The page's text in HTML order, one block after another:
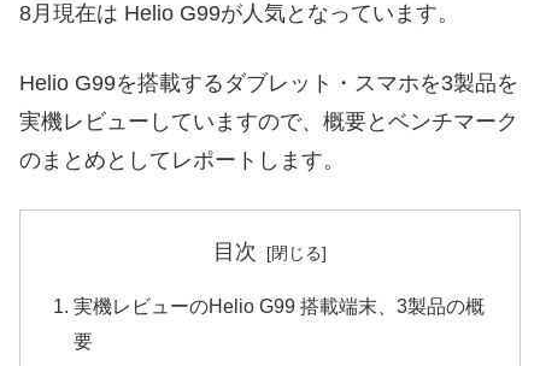
8月現在は Helio G99が人気となっています。
Helio G99を搭載するダブレット・スマホを3製品を
実機レビューしていますので、概要とベンチマーク
のまとめとしてレポートします。
目次
実機レビューのHelio G99 搭載端末、3製品の概
要